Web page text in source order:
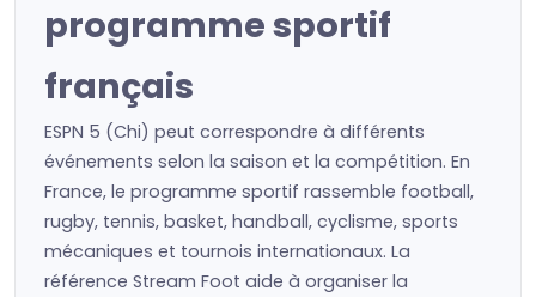
programme sportif
français
ESPN 5 (Chi) peut correspondre à différents
événements selon la saison et la compétition. En
France, le programme sportif rassemble football,
rugby, tennis, basket, handball, cyclisme, sports
mécaniques et tournois internationaux. La
référence Stream Foot aide à organiser la